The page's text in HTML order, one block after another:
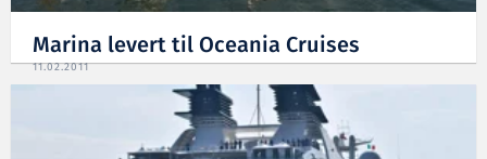
Marina levert til Oceania Cruises
11.02.2011